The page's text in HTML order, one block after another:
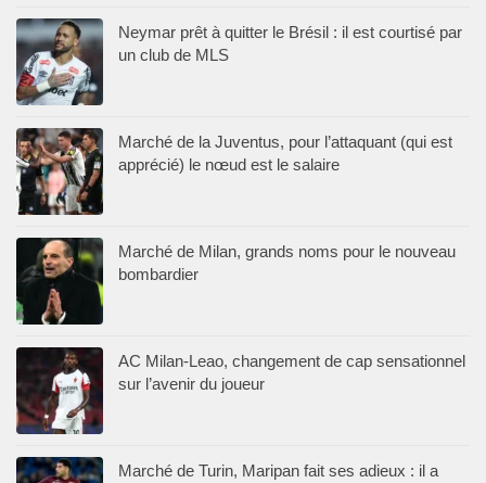
Neymar prêt à quitter le Brésil : il est courtisé par
un club de MLS
Marché de la Juventus, pour l’attaquant (qui est
apprécié) le nœud est le salaire
Marché de Milan, grands noms pour le nouveau
bombardier
AC Milan-Leao, changement de cap sensationnel
sur l’avenir du joueur
Marché de Turin, Maripan fait ses adieux : il a